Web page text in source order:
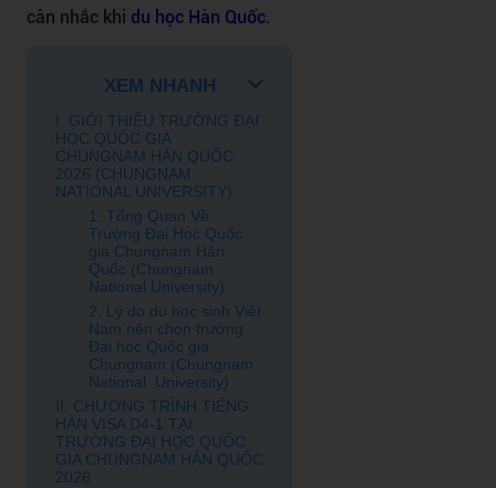
cân nhắc khi du học Hàn Quốc.
XEM NHANH
I. GIỚI THIỆU TRƯỜNG ĐẠI
HỌC QUỐC GIA
CHUNGNAM HÀN QUỐC
2026 (CHUNGNAM
NATIONAL UNIVERSITY)
1. Tổng Quan Về
Trường Đại Học Quốc
gia Chungnam Hàn
Quốc (Chungnam
National University)
2. Lý do du học sinh Việt
Nam nên chọn trường
Đại học Quốc gia
Chungnam (Chungnam
National University)
II. CHƯƠNG TRÌNH TIẾNG
HÀN VISA D4-1 TẠI
TRƯỜNG ĐẠI HỌC QUỐC
GIA CHUNGNAM HÀN QUỐC
2026